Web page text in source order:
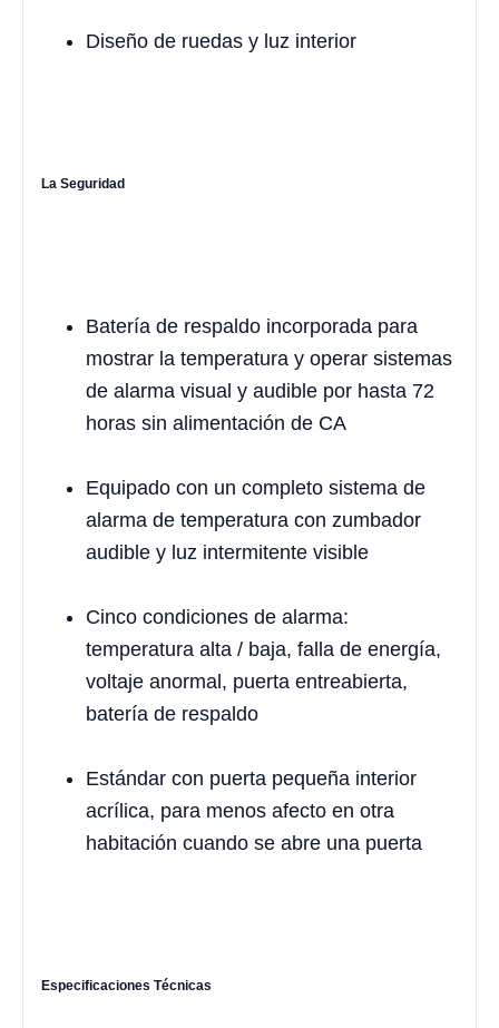
Diseño de ruedas y luz interior
La Seguridad
Batería de respaldo incorporada para
mostrar la temperatura y operar sistemas
de alarma visual y audible por hasta 72
horas sin alimentación de CA
Equipado con un completo sistema de
alarma de temperatura con zumbador
audible y luz intermitente visible
Cinco condiciones de alarma:
temperatura alta / baja, falla de energía,
voltaje anormal, puerta entreabierta,
batería de respaldo
Estándar con puerta pequeña interior
acrílica, para menos afecto en otra
habitación cuando se abre una puerta
Especificaciones Técnicas